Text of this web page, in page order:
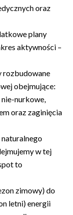
oraz
plany
aktywności –
rozbudowane
obejmujące:
nurkowe,
oraz zaginięcia
w tej
to
zimowy) do
letni) energii